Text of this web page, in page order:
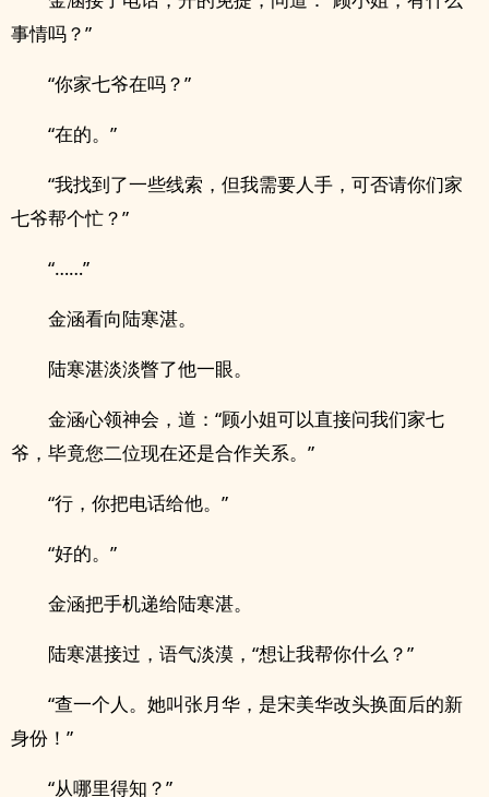
事情吗？”
“你家七爷在吗？”
“在的。”
“我找到了一些线索，但我需要人手，可否请你们家
七爷帮个忙？”
“……”
金涵看向陆寒湛。
陆寒湛淡淡瞥了他一眼。
金涵心领神会，道：“顾小姐可以直接问我们家七
爷，毕竟您二位现在还是合作关系。”
“行，你把电话给他。”
“好的。”
金涵把手机递给陆寒湛。
陆寒湛接过，语气淡漠，“想让我帮你什么？”
“查一个人。她叫张月华，是宋美华改头换面后的新
身份！”
“从哪里得知？”